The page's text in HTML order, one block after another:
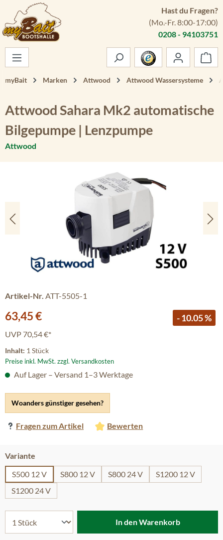
Zum Hauptinhalt springen
Hast du Fragen?
(Mo.-Fr. 8:00-17:00)
0208 - 94103751
myBait Marken Attwood Attwood Wassersysteme
Attwood Sahara Mk2 automatische
Bilgepumpe | Lenzpumpe
Attwood
Artikel-Nr. ATT-5505-1
Verkaufspreis:
63,45 € - 10.05 %
UVP 70,54 €*
Inhalt: 1 Stück
Preise inkl. MwSt. zzgl. Versandkosten
Woanders günstiger gesehen?
Fragen zum Artikel Bewerten
Auf Lager – Versand 1–3 Werktage
Variante
S500 12 V
S800 12 V S800 24 V
S1200 12 V
S1200 24 V
In den Warenkorb